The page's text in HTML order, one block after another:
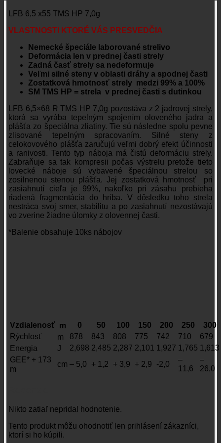
LFB 6,5 x55 TMS HP 7,0g
VLASTNOSTI KTORÉVÁS PRESVEDČIA
Nemecké špeciále laborované strelivo
Deformácia len v prednej časti strely
Zadná časť strely sa nedeformuje
Veľmi silné steny v oblasti dráhy a spodnej časti
Zostatková hmotnosť strely medzi 99% a 100%
SM TMS HP = strela v prednej časti s dutinkou
LFB 6,5×68 R TMS HP 7,0g pozostáva z 2 jadrovej strely,
ktorá sa vyrába tepelným spojením oloveného jadra a
plášťa zo špeciálna zliatiny. Tie sú následne spolu pevne
zlisované tepelným spracovaním. Silné steny z
celokovového plášťa zaručujú veľmi dobrý efekt účinnosti
a ranivosti. Tento typ náboja má čistú deformáciu strely.
Zabraňuje sa tak kompresii počas výstrelu pretože tieto
lovecké náboje sú vybavené špeciálnou strelou so
zosilnenou stenou plášťa. Jej zostatková hmotnosť pri
zasiahnutí cieľa je 99%, nakoľko pri zásahu prebieha
riadená fragmentácia do hríba. V dôsledku toho strela
nestráca svoj smer, stabilitu a po zasiahnutí nezostávajú
vo zverine žiadne úlomky z olovennej časti.
*Balenie obsahuje 10ks nábojov
Vzdialenosť m 0 50 100 150 200 250
300
Rýchlosť
m 878 843 808 775 742 710
679
Energia
J 2,698 2,485 2,287 2,101 1,927 1,765 1,613
GEE* + 173
m
cm – 5,0 + 1,2 + 3,9 + 2,9 -2,0
–
11,6
–
26,0
Nikto zatiaľ nepridal hodnotenie.
Tento produkt môžu ohodnotiť len prihlásení zákazníci,
ktorí si ho kúpili.